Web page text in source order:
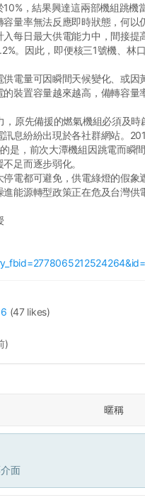
，結果興達這兩部機組跳
量率無法反應即時狀態，何
每日最大供電能力中，間接
。因此，即便核三1號機、
電量可因瞬間天候變化、或
裝置容量越來越高，備轉容
原先備援的燃氣機組必須及
息紛紛出現於各社群網站。
是，前次大潭機組因跳電而
足而逐步弱化。
電都可避免，供電綠燈的假
能源轉型政策正在危及台灣供
(47 likes)
)
暱稱
面